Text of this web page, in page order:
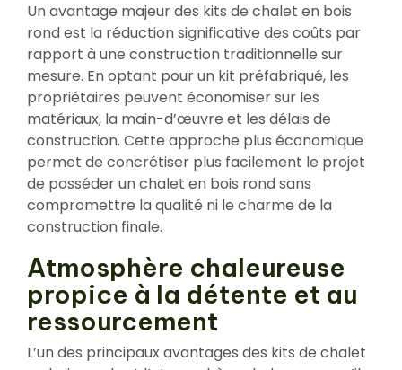
Un avantage majeur des kits de chalet en bois
rond est la réduction significative des coûts par
rapport à une construction traditionnelle sur
mesure. En optant pour un kit préfabriqué, les
propriétaires peuvent économiser sur les
matériaux, la main-d’œuvre et les délais de
construction. Cette approche plus économique
permet de concrétiser plus facilement le projet
de posséder un chalet en bois rond sans
compromettre la qualité ni le charme de la
construction finale.
Atmosphère chaleureuse
propice à la détente et au
ressourcement
L’un des principaux avantages des kits de chalet